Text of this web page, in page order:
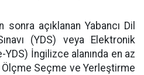
açıklanan Yabancı Dil
(YDS) veya Elektronik
YDS) İngilizce alanında en az
Seçme ve Yerleştirme